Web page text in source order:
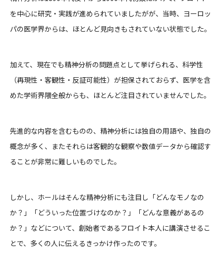
を中心に研究・実践が進められていましたがが、当時、ヨーロッ
パの医学界からは、ほとんど見向きもされていない状態でした。
加えて、現在でも精神分析の問題点として挙げられる、科学性
（再現性・客観性・反証可能性）が担保されておらず、医学を含
めた学術界隈全般からも、ほとんど注目されていませんでした。
先進的な内容を含むものの、精神分析には独自の用語や、独自の
概念が多く、またそれらは客観的な観察や数値データから確認す
ることが非常に難しいものでした。
しかし、ホールはそんな精神分析にも注目し「どんなモノなの
か？」「どういった位置づけなのか？」「どんな意義があるの
か？」などについて、創始者であるフロイト本人に講演させるこ
とで、多くの人に伝えるきっかけ作ったのです。